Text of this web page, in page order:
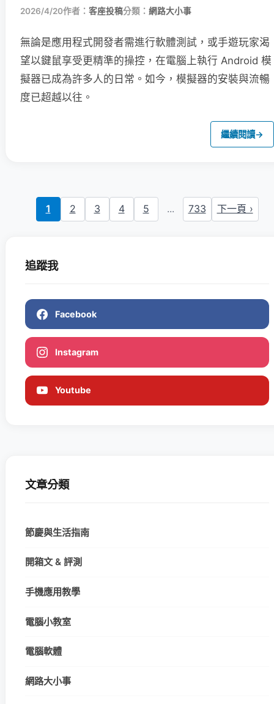
2026/4/20作者： 客座投稿分類： 網路大小事
無論是應用程式開發者需進行軟體測試，或手遊玩家渴
望以鍵鼠享受更精準的操控，在電腦上執行 Android 模
擬器已成為許多人的日常。如今，模擬器的安裝與流暢
度已超越以往。
繼續閱讀→
1 2 3 4 5 ... 733 下一頁 ›
追蹤我
Facebook
Instagram
Youtube
文章分類
節慶與生活指南
開箱文 & 評測
手機應用教學
電腦小教室
電腦軟體
網路大小事